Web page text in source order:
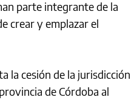
parte integrante de la
crear y emplazar el
la cesión de la jurisdicción
de Córdoba al